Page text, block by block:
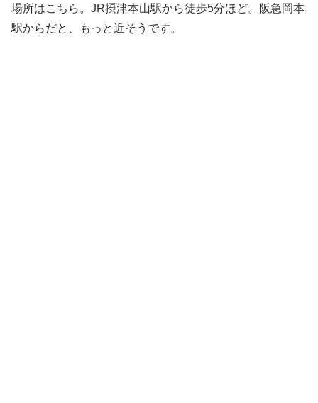
場所はこちら。JR摂津本山駅から徒歩5分ほど。阪急岡本
駅からだと、もっと近そうです。